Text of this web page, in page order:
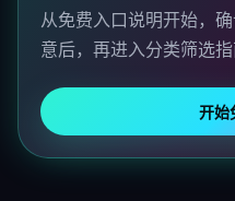
从免费入口说明开始，
意后，再进入分类筛选
开始